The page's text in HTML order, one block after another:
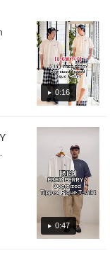
で、1
ます
イン
繍が
いア
雰囲
ルに
イン
ボタ
と、
にな
0:16
0:47